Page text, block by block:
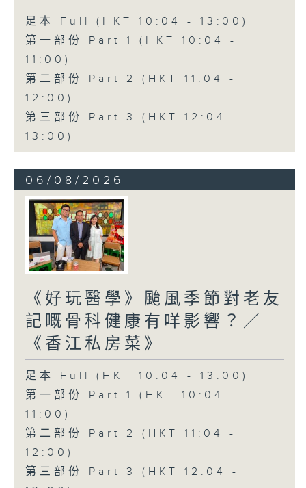
足本 Full (HKT 10:04 - 13:00)
第一部份 Part 1 (HKT 10:04 -
11:00)
第二部份 Part 2 (HKT 11:04 -
12:00)
第三部份 Part 3 (HKT 12:04 -
13:00)
06/08/2026
《好玩醫學》颱風季節對老友
記嘅骨科健康有咩影響？／
《香江私房菜》
足本 Full (HKT 10:04 - 13:00)
第一部份 Part 1 (HKT 10:04 -
11:00)
第二部份 Part 2 (HKT 11:04 -
12:00)
第三部份 Part 3 (HKT 12:04 -